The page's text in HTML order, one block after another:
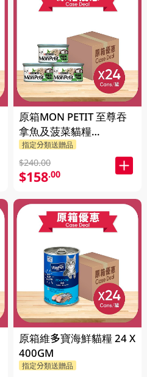
原箱MON PETIT 至尊吞
拿魚及菠菜貓糧
24X85GM
指定分類送贈品
$240.00
$158.00
原箱維多寶海鮮貓糧 24 X
400GM
指定分類送贈品